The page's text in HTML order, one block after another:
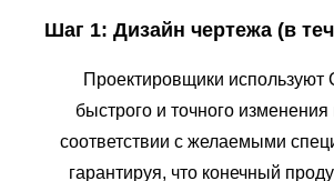
Шаг 1: Дизайн чертежа (в
Проектировщики
быстрого и точного изменения
соответствии с желаемыми
гарантируя, что конечный